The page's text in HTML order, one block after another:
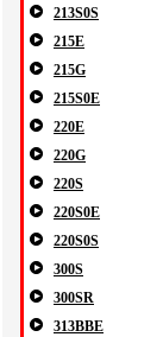
213S0S
215E
215G
215S0E
220E
220G
220S
220S0E
220S0S
300S
300SR
313BBE